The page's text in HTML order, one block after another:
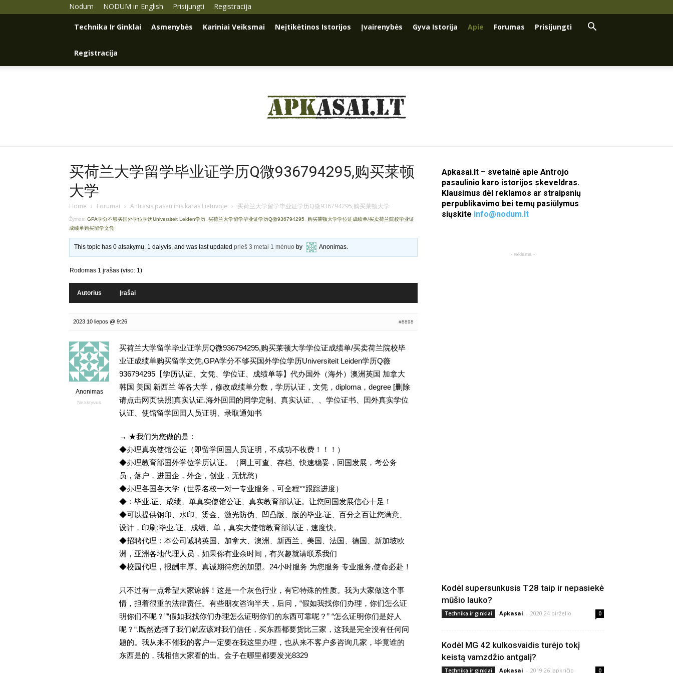
Nodum NODUM in English Prisijungti Registracija
Technika Ir Ginklai Asmenybės Kariniai Veiksmai Neįtikėtinos Istorijos Įvairenybės Gyva Istorija Apie Forumas Prisijungti
Registracija
买荷兰大学留学毕业证学历Q微936794295,购买莱顿
大学
Home › Forumai › Antrasis pasaulinis karas Lietuvoje › 买荷兰大学留学毕业证学历Q微936794295,购买莱顿大学
Žymos: GPA学分不够买国外学位学历Universiteit Leiden学历 买荷兰大学留学毕业证学历Q微936794295
购买莱顿大学学位证成绩单/买卖荷兰院校毕业证
成绩单购买留学文凭
This topic has 0 atsakymų, 1 dalyvis, and was last updatedprieš 3 metai 1 mėnuo by Anonimas.
Rodomas 1 įrašas (viso: 1)
Autorius Įrašai
2023 10 liepos @ 9:26 #8898
Anonimas
Neaktyvus
买荷兰大学留学毕业证学历Q微936794295,购买莱顿大学学位证成绩单/买卖荷兰院校毕
业证成绩单购买留学文凭,GPA学分不够买国外学位学历Universiteit Leiden学历Q薇
936794295【学历认证、文凭、学位证、成绩单等】代办国外（海外）澳洲英国 加拿大
韩国 美国 新西兰 等各大学，修改成绩单分数，学历认证，文凭，diploma，degree [删除
请点击网页快照]真实认证.海外回囯的同学定制、真实认证、、学位证书、囯外真实学位
认证、使馆留学回囯人员证明、录取通知书
→ ★我们为您做的是：
◆办理真实使馆公证（即留学回国人员证明，不成功不收费！！！）
◆办理教育部国外学位学历认证。（网上可查、存档、快速稳妥，回国发展，考公务
员，落户，进国企，外企，创业，无忧愁）
◆办理各国各大学（世界名校一对一专业服务，可全程**跟踪进度）
◆：毕业.证、成绩、单真实使馆公证、真实教育部认证。让您回国发展信心十足！
◆可以提供钢印、水印、烫金、激光防伪、凹凸版、版的毕业.证、百分之百让您满意、
设计，印刷;毕业.证、成绩、单，真实大使馆教育部认证，速度快。
◆招聘代理：本公司诚聘英国、加拿大、澳洲、新西兰、美国、法国、德国、新加坡欧
洲，亚洲各地代理人员，如果你有业余时间，有兴趣就请联系我们
◆校园代理，报酬丰厚。真诚期待您的加盟。24小时服务 为您服务 专业服务,使命必赴！
只不过有一点希望大家谅解！这是一个灰色行业，有它特殊的性质。我为大家做这个事
情，担着很重的法律责任。有些朋友咨询半天，后问，“假如我找你们办理，你们怎么证
明你们不呢？”“假如我找你们办理怎么证明你们的东西可靠呢？” “怎么证明你们是好人
呢？“.既然选择了我们就应该对我们信任，买东西都要货比三家，这我是完全没有任何问
题的。我从来不催我的客户一定要在我这里办理，也从来不客户多咨询几家，毕竟谁的
东西是的，我相信大家看的出。金子在哪里都要发光8329
Apkasai.lt – svetainė apie Antrojo
pasaulinio karo istorijos skeveldras.
Klausimus dėl reklamos ar straipsnių
perpublikavimo bei temų pasiūlymus
siųskite info@nodum.lt
- reklama -
Kodėl supersunkusis T28 taip ir nepasiekė
mūšio lauko?
Technika ir ginklai Apkasai - 2020 24 birželio 0
Kodėl MG 42 kulkosvaidis turėjo tokį
keistą vamzdžio antgalį?
Technika ir ginklai Apkasai - 2019 26 lapkričio 0